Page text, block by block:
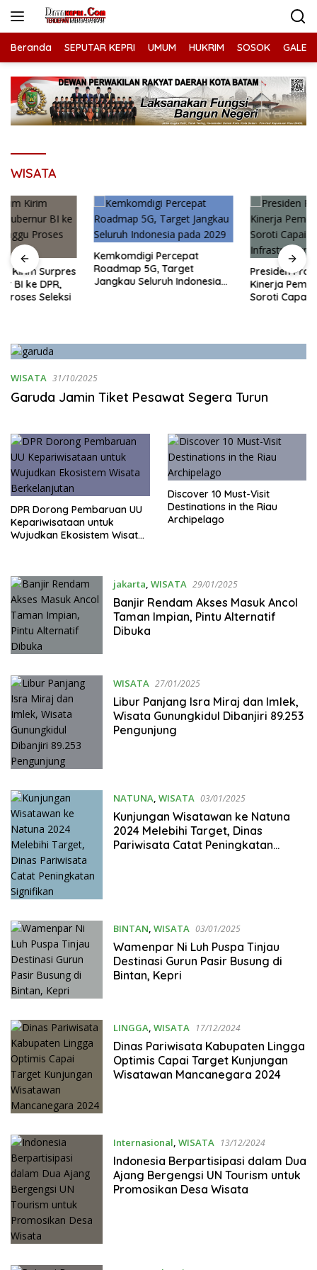
Beranda SEPUTAR KEPRI UMUM HUKRIM SOSOK
WISATA
Kemkomdigi Percepat
Roadmap 5G, Target
Jangkau Seluruh Indonesia
pada 2029
Presiden Prabowo Nilai
Kinerja Pemerintah Positif,
Soroti Capaian Pangan
WISATA 31/10/2025
Garuda Jamin Tiket Pesawat Segera Turun
DPR Dorong Pembaruan UU
Kepariwisataan untuk
Wujudkan Ekosistem Wisata
Discover 10 Must-Visit
Destinations in the Riau
Archipelago
jakarta, WISATA 29/01/2025
Banjir Rendam Akses Masuk Ancol
Taman Impian, Pintu Alternatif
Dibuka
WISATA 27/01/2025
Libur Panjang Isra Miraj dan Imlek,
Wisata Gunungkidul Dibanjiri 89.253
Pengunjung
NATUNA, WISATA 03/01/2025
Kunjungan Wisatawan ke Natuna
2024 Melebihi Target, Dinas
Pariwisata Catat Peningkatan
BINTAN, WISATA 03/01/2025
Wamenpar Ni Luh Puspa Tinjau
Destinasi Gurun Pasir Busung di
Bintan, Kepri
LINGGA, WISATA 17/12/2024
Dinas Pariwisata Kabupaten Lingga
Optimis Capai Target Kunjungan
Wisatawan Mancanegara 2024
Internasional, WISATA 13/12/2024
Indonesia Berpartisipasi dalam Dua
Ajang Bergengsi UN Tourism untuk
Promosikan Desa Wisata